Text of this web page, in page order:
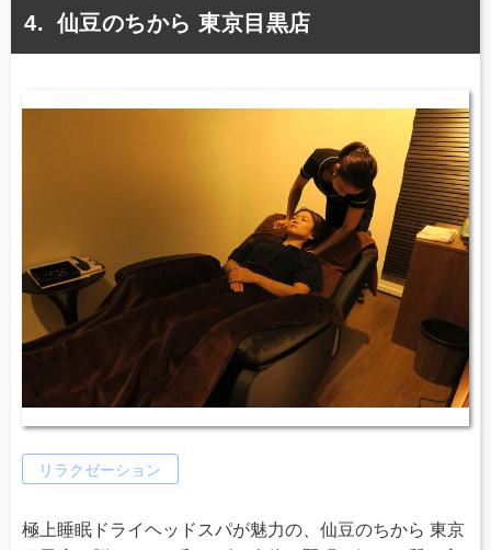
仙豆のちから 東京目黒店
リラクゼーション
極上睡眠ドライヘッドスパが魅力の、仙豆のちから 東京